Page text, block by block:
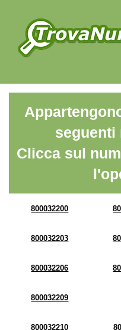
seguenti
Clicca sul
800032200
800032203
800032206
800032209
800032210